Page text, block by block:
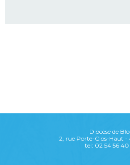
Diocèse de
2, rue Porte-Clos-Haut -
tel: 02 54 56 40